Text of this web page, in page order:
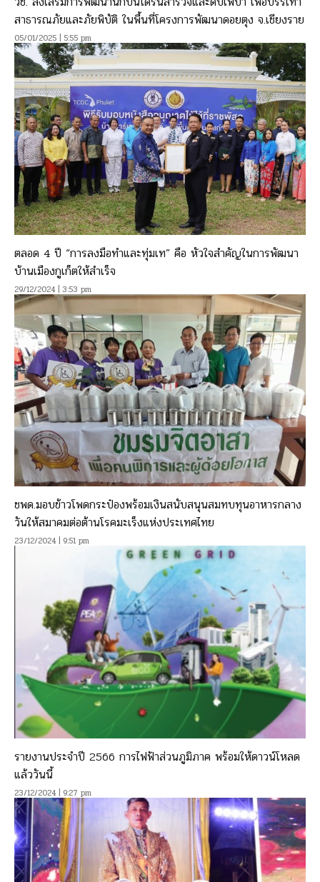
สาธารณภัยและภัยพิบัติ ในพื้นที่โครงการพัฒนาดอยตุง จ.เชียงราย
05/01/2025 | 5:55 pm
ตลอด 4 ปี “การลงมือทำและทุ่มเท” คือ หัวใจสำคัญในการพัฒนา
บ้านเมืองกูเก็ตให้สำเร็จ
29/12/2024 | 3:53 pm
ชพด.มอบข้าวโพดกระป๋องพร้อมเงินสนับสนุนสมทบทุนอาหารกลาง
วันให้สมาคมต่อต้านโรคมะเร็งแห่งประเทศไทย
23/12/2024 | 9:51 pm
รายงานประจำปี 2566 การไฟฟ้าส่วนภูมิภาค พร้อมให้ดาวน์โหลด
แล้ววันนี้
23/12/2024 | 9:27 pm